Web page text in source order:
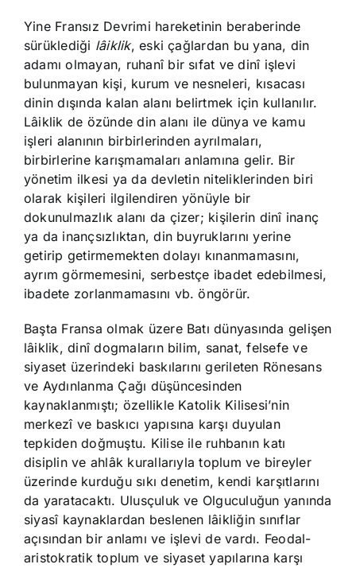
Yine Fransız Devrimi hareketinin beraberinde
sürüklediği lâiklik, eski çağlardan bu yana, din
adamı olmayan, ruhanî bir sıfat ve dinî işlevi
bulunmayan kişi, kurum ve nesneleri, kısacası
dinin dışında kalan alanı belirtmek için kullanılır.
Lâiklik de özünde din alanı ile dünya ve kamu
işleri alanının birbirlerinden ayrılmaları,
birbirlerine karışmamaları anlamına gelir. Bir
yönetim ilkesi ya da devletin niteliklerinden biri
olarak kişileri ilgilendiren yönüyle bir
dokunulmazlık alanı da çizer; kişilerin dinî inanç
ya da inançsızlıktan, din buyruklarını yerine
getirip getirmemekten dolayı kınanmamasını,
ayrım görmemesini, serbestçe ibadet edebilmesi,
ibadete zorlanmamasını vb. öngörür.
Başta Fransa olmak üzere Batı dünyasında gelişen
lâiklik, dinî dogmaların bilim, sanat, felsefe ve
siyaset üzerindeki baskılarını gerileten Rönesans
ve Aydınlanma Çağı düşüncesinden
kaynaklanmıştı; özellikle Katolik Kilisesi’nin
merkezî ve baskıcı yapısına karşı duyulan
tepkiden doğmuştu. Kilise ile ruhbanın katı
disiplin ve ahlâk kurallarıyla toplum ve bireyler
üzerinde kurduğu sıkı denetim, kendi karşıtlarını
da yaratacaktı. Ulusçuluk ve Olguculuğun yanında
siyasî kaynaklardan beslenen lâikliğin sınıflar
açısından bir anlamı ve işlevi de vardı. Feodal-
aristokratik toplum ve siyaset yapılarına karşı